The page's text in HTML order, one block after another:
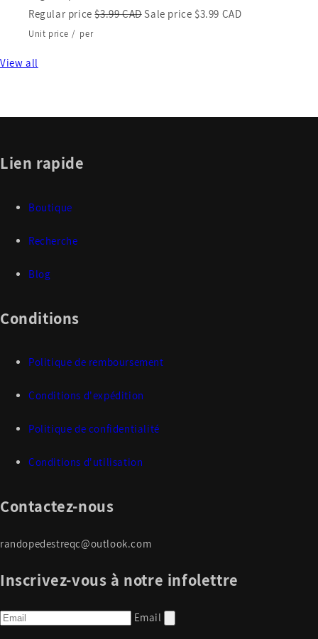
Regular price $3.99 CADSale price $3.99 CAD
Unit price / per
View all
Lien rapide
Boutique
Recherche
Blog
Conditions
Politique de remboursement
Conditions d'expédition
Politique de confidentialité
Conditions d'utilisation
Contactez-nous
randopedestreqc@outlook.com
Inscrivez-vous à notre infolettre
Email